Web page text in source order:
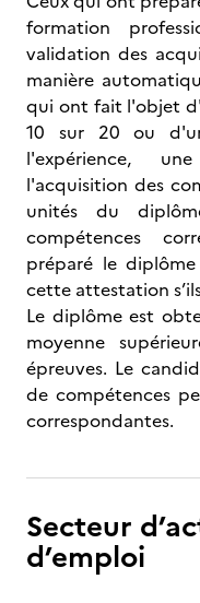
formation
validation des
manière
qui ont fait l'objet
10 sur 20 ou
l'expérience,
l'acquisition des
unités du
compétences
préparé le
cette attestation
Le diplôme est
moyenne
épreuves. Le
de compétences
correspondantes.
Secteur
d’emploi